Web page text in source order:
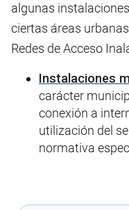
algunas
ciertas áreas
Redes de Acceso
Instalaciones
carácter
conexión a
utilización del
normativa